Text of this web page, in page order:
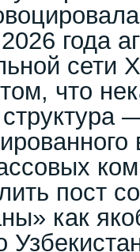
года
сети
что
пост
как